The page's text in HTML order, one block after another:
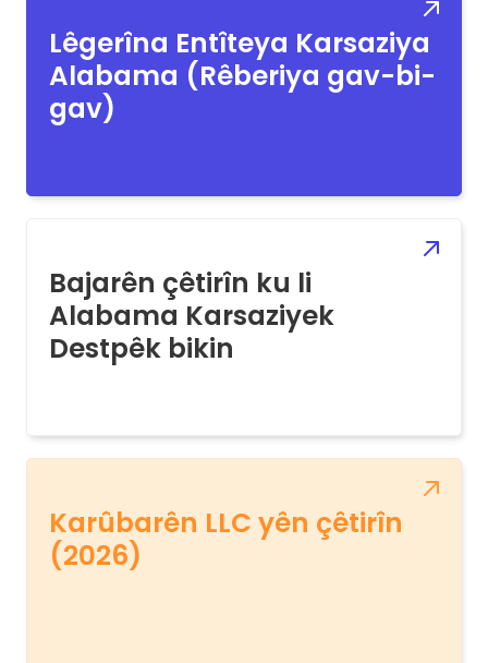
Lêgerîna Entîteya Karsaziya
Alabama (Rêberiya gav-bi-
gav)
Bajarên çêtirîn ku li
Alabama Karsaziyek
Destpêk bikin
Karûbarên LLC yên çêtirîn
(2026)